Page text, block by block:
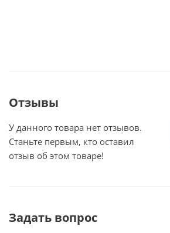
Отзывы
У данного товара нет отзывов.
Станьте первым, кто оставил
отзыв об этом товаре!
Задать вопрос